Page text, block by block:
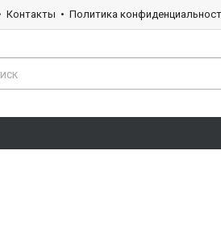
Контакты Политика